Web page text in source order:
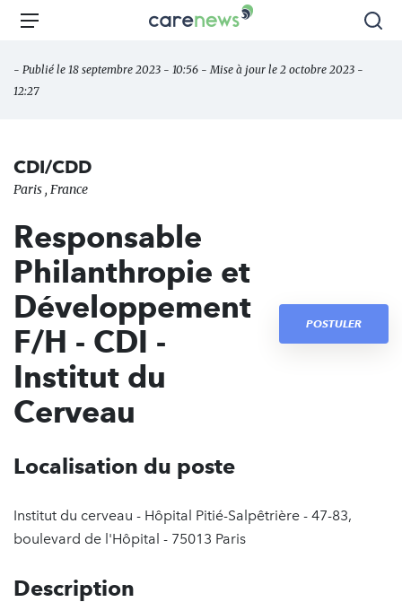
Aller
principal
Carenews,
des
Menu
- Publié le 18 septembre 2023 - 10:56 - Mise à jour le 2 octobre 2023 -
12:27
CDI/CDD
Paris , France
Responsable
Philanthropie et
Développement
F/H - CDI -
Institut du
Cerveau
POSTULER
Localisation du poste
Institut du cerveau - Hôpital Pitié-Salpêtrière - 47-83,
boulevard de l'Hôpital - 75013 Paris
Description